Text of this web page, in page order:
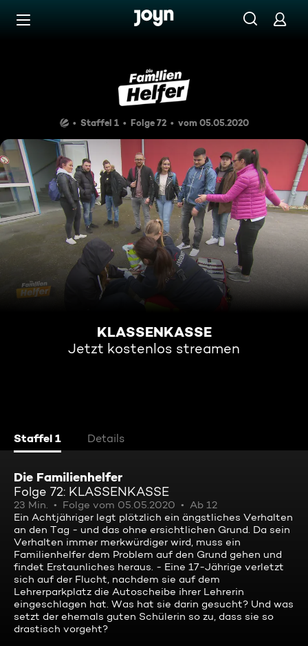
Zum Inhalt springen
KLASSENKASSE
Staffel 1 Folge 72 vom 05.05.2020
KLASSENKASSE
Jetzt kostenlos streamen
Staffel 1 Details
Die Familienhelfer
Folge 72: KLASSENKASSE
23 Min. Folge vom 05.05.2020
Ab 12
Ein Achtjähriger legt plötzlich ein ängstliches Verhalten
an den Tag - und das ohne ersichtlichen Grund. Da sein
Verhalten immer merkwürdiger wird, muss ein
Familienhelfer dem Problem auf den Grund gehen und
findet Erstaunliches heraus. - Eine 17-Jährige verletzt
sich auf der Flucht, nachdem sie auf dem
Lehrerparkplatz die Autoscheibe ihrer Lehrerin
eingeschlagen hat. Was hat sie darin gesucht? Und was
setzt der ehemals guten Schülerin so zu, dass sie so
drastisch vorgeht?